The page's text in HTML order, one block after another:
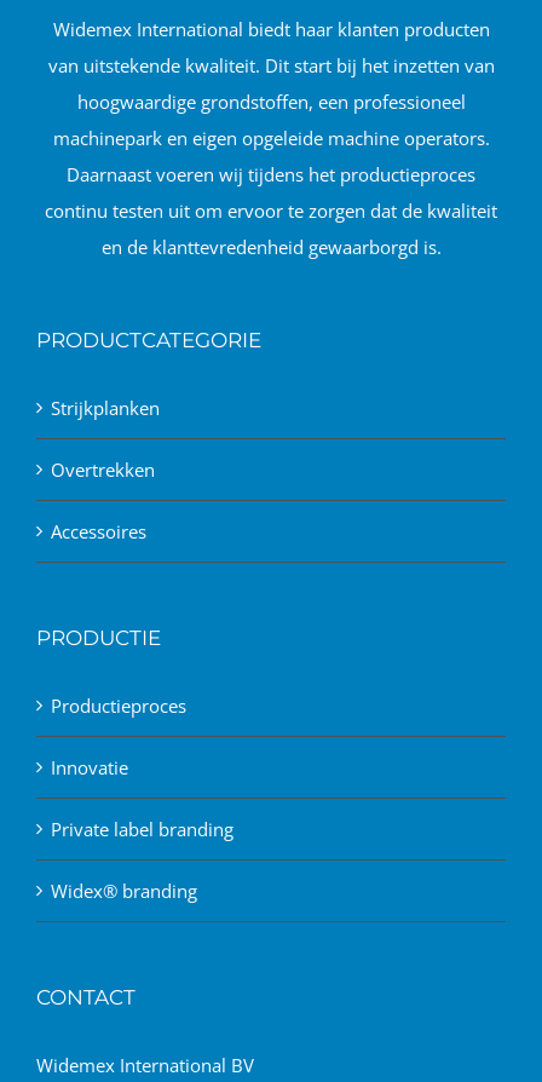
Widemex International biedt haar klanten producten
van uitstekende kwaliteit. Dit start bij het inzetten van
hoogwaardige grondstoffen, een professioneel
machinepark en eigen opgeleide machine operators.
Daarnaast voeren wij tijdens het productieproces
continu testen uit om ervoor te zorgen dat de kwaliteit
en de klanttevredenheid gewaarborgd is.
PRODUCTCATEGORIE
Strijkplanken
Overtrekken
Accessoires
PRODUCTIE
Productieproces
Innovatie
Private label branding
Widex® branding
CONTACT
Widemex International BV